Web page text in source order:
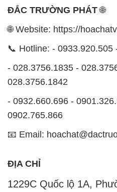
ĐẮC TRƯỜNG PHÁT🌐
🌐 Website: https://
📞 Hotline: - 0933.920.505
- 028.3756.1835 -
028.3756.1842
- 0932.660.696 -
0902.765.866
📧 Email:
ĐỊA CHỈ
1229C Quốc lộ 1A,